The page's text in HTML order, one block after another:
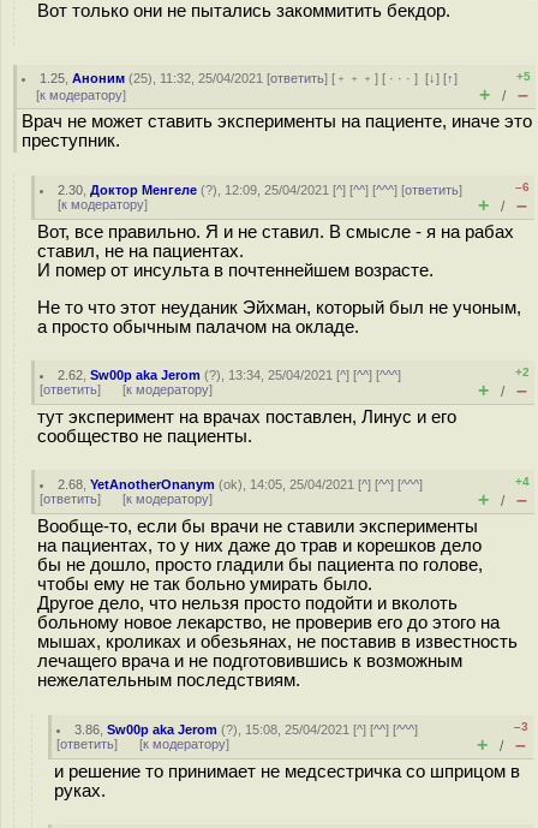
Вот только они не пытались закоммитить бекдор.
1.25 ,Аноним (25), 11:32, 25/04/2021 [ответить] [ ﹢﹢﹢] [ · · ·][↓] [↑]
[к модератору]
+5
+ / –
Врач не может ставить эксперименты на пациенте, иначе это
преступник.
2.30 ,Доктор Менгеле (?), 12:09, 25/04/2021 [^] [^^] [^^^] [ответить]
[к модератору]
–6
+ / –
Вот, все правильно. Я и не ставил. В смысле - я на рабах
ставил, не на пациентах.
И помер от инсульта в почтеннейшем возрасте.
Не то что этот неуданик Эйхман, который был не учоным,
а просто обычным палачом на окладе.
2.62 ,Sw00p aka Jerom (?), 13:34, 25/04/2021 [^] [^^] [^^^]
[ответить] [к модератору]
+2
+ / –
тут эксперимент на врачах поставлен, Линус и его
сообщество не пациенты.
2.68 ,YetAnotherOnanym (ok), 14:05, 25/04/2021 [^] [^^] [^^^]
[ответить] [к модератору]
+4
+ / –
Вообще-то, если бы врачи не ставили эксперименты
на пациентах, то у них даже до трав и корешков дело
бы не дошло, просто гладили бы пациента по голове,
чтобы ему не так больно умирать было.
Другое дело, что нельзя просто подойти и вколоть
больному новое лекарство, не проверив его до этого на
мышах, кроликах и обезьянах, не поставив в известность
лечащего врача и не подготовившись к возможным
нежелательным последствиям.
3.86 ,Sw00p aka Jerom (?), 15:08, 25/04/2021 [^] [^^] [^^^]
[ответить] [к модератору]
–3
+ / –
и решение то принимает не медсестричка со шприцом в
руках.